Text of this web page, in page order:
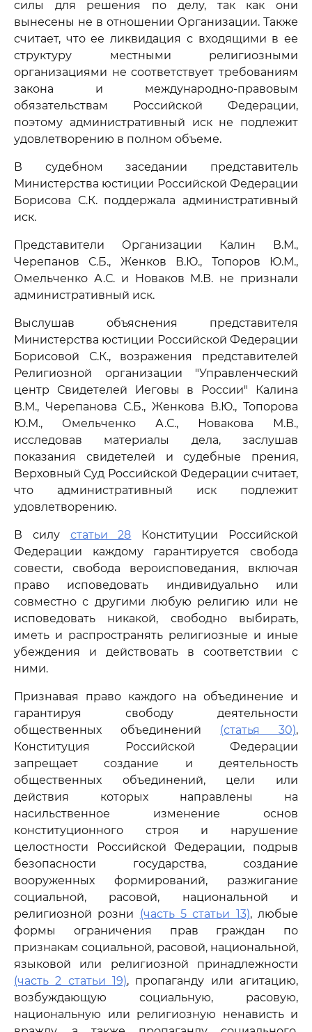
силы для решения по делу, так как они
вынесены не в отношении Организации. Также
считает, что ее ликвидация с входящими в ее
структуру местными религиозными
организациями не соответствует требованиям
закона и международно-правовым
обязательствам Российской Федерации,
поэтому административный иск не подлежит
удовлетворению в полном объеме.
В судебном заседании представитель
Министерства юстиции Российской Федерации
Борисова С.К. поддержала административный
иск.
Представители Организации Калин В.М.,
Черепанов С.Б., Женков В.Ю., Топоров Ю.М.,
Омельченко А.С. и Новаков М.В. не признали
административный иск.
Выслушав объяснения представителя
Министерства юстиции Российской Федерации
Борисовой С.К., возражения представителей
Религиозной организации "Управленческий
центр Свидетелей Иеговы в России" Калина
В.М., Черепанова С.Б., Женкова В.Ю., Топорова
Ю.М., Омельченко А.С., Новакова М.В.,
исследовав материалы дела, заслушав
показания свидетелей и судебные прения,
Верховный Суд Российской Федерации считает,
что административный иск подлежит
удовлетворению.
В силу статьи 28 Конституции Российской
Федерации каждому гарантируется свобода
совести, свобода вероисповедания, включая
право исповедовать индивидуально или
совместно с другими любую религию или не
исповедовать никакой, свободно выбирать,
иметь и распространять религиозные и иные
убеждения и действовать в соответствии с
ними.
Признавая право каждого на объединение и
гарантируя свободу деятельности
общественных объединений (статья 30),
Конституция Российской Федерации
запрещает создание и деятельность
общественных объединений, цели или
действия которых направлены на
насильственное изменение основ
конституционного строя и нарушение
целостности Российской Федерации, подрыв
безопасности государства, создание
вооруженных формирований, разжигание
социальной, расовой, национальной и
религиозной розни (часть 5 статьи 13), любые
формы ограничения прав граждан по
признакам социальной, расовой, национальной,
языковой или религиозной принадлежности
(часть 2 статьи 19), пропаганду или агитацию,
возбуждающую социальную, расовую,
национальную или религиозную ненависть и